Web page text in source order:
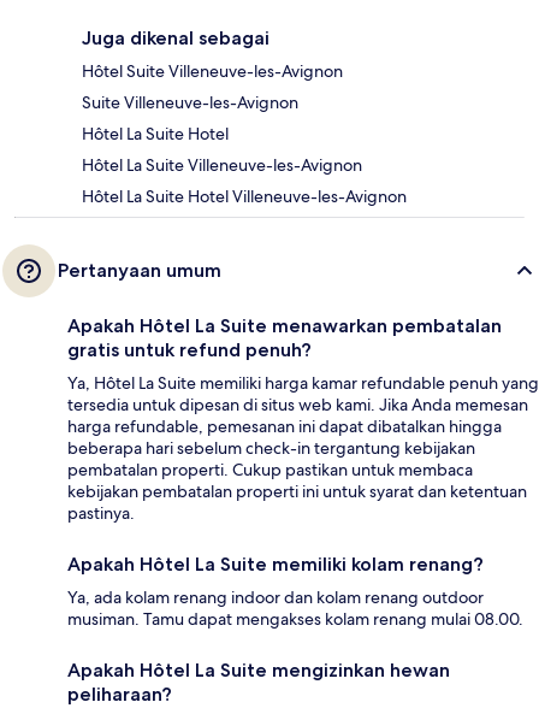
Juga dikenal sebagai
Hôtel Suite Villeneuve-les-Avignon
Suite Villeneuve-les-Avignon
Hôtel La Suite Hotel
Hôtel La Suite Villeneuve-les-Avignon
Hôtel La Suite Hotel Villeneuve-les-Avignon
Pertanyaan umum
Apakah Hôtel La Suite menawarkan pembatalan
gratis untuk refund penuh?
Ya, Hôtel La Suite memiliki harga kamar refundable penuh yang
tersedia untuk dipesan di situs web kami. Jika Anda memesan
harga refundable, pemesanan ini dapat dibatalkan hingga
beberapa hari sebelum check-in tergantung kebijakan
pembatalan properti. Cukup pastikan untuk membaca
kebijakan pembatalan properti ini untuk syarat dan ketentuan
pastinya.
Apakah Hôtel La Suite memiliki kolam renang?
Ya, ada kolam renang indoor dan kolam renang outdoor
musiman. Tamu dapat mengakses kolam renang mulai 08.00.
Apakah Hôtel La Suite mengizinkan hewan
peliharaan?